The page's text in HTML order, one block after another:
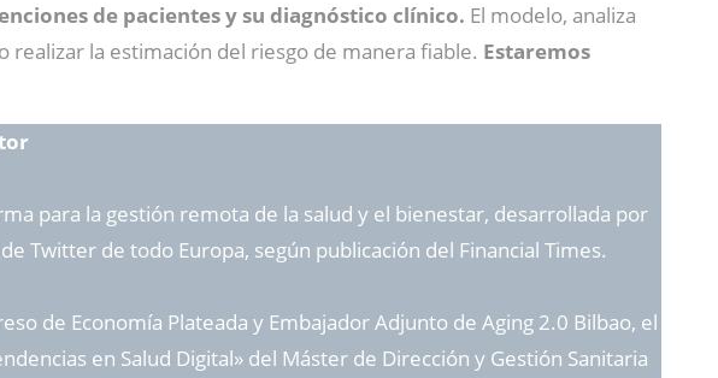
de pacientes y su diagnóstico clínico. El modelo, analiza
realizar la estimación del riesgo de manera fiable. Estaremos
para la gestión remota de la salud y el bienestar, desarrollada por
Twitter de todo Europa, según publicación del Financial Times.
de Economía Plateada y Embajador Adjunto de Aging 2.0 Bilbao, el
en Salud Digital» del Máster de Dirección y Gestión Sanitaria